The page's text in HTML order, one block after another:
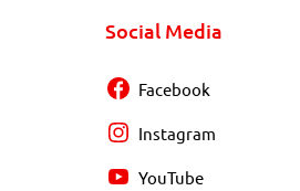
Social Media
Facebook
Instagram
YouTube